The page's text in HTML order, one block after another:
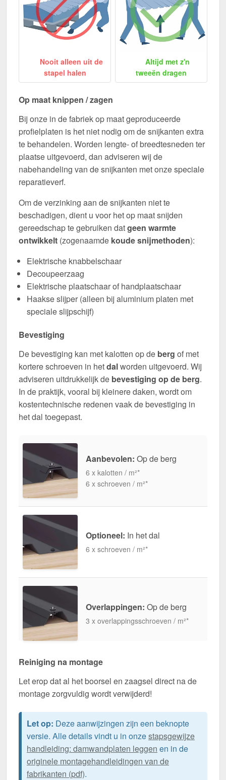
Nooit alleen uit de
stapel halen
Altijd met z'n
tweeën dragen
Op maat knippen / zagen
Bij onze in de fabriek op maat geproduceerde
profielplaten is het niet nodig om de snijkanten extra
te behandelen. Worden lengte- of breedtesneden ter
plaatse uitgevoerd, dan adviseren wij de
nabehandeling van de snijkanten met onze speciale
reparatieverf.
Om de verzinking aan de snijkanten niet te
beschadigen, dient u voor het op maat snijden
gereedschap te gebruiken datgeen warmte
ontwikkelt (zogenaamde koude snijmethoden):
Elektrische knabbelschaar
Decoupeerzaag
Elektrische plaatschaar of handplaatschaar
Haakse slijper (alleen bij aluminium platen met
speciale slijpschijf)
Bevestiging
De bevestiging kan met kalotten op de berg of met
kortere schroeven in hetdalworden uitgevoerd. Wij
adviseren uitdrukkelijk de bevestiging op de berg.
In de praktijk, vooral bij kleinere daken, wordt om
kostentechnische redenen vaak de bevestiging in
het dal toegepast.
Aanbevolen: Op de berg
6 x kalotten / m²*
6 x schroeven / m²*
Optioneel: In het dal
6 x schroeven / m²*
Overlappingen: Op de berg
3 x overlappingsschroeven / m²*
Reiniging na montage
Let erop dat al het boorsel en zaagsel direct na de
montage zorgvuldig wordt verwijderd!
Let op: Deze aanwijzingen zijn een beknopte
versie. Alle details vindt u in onzestapsgewijze
handleiding: damwandplaten leggen en in de
originele montagehandleidingen van de
fabrikanten (pdf).